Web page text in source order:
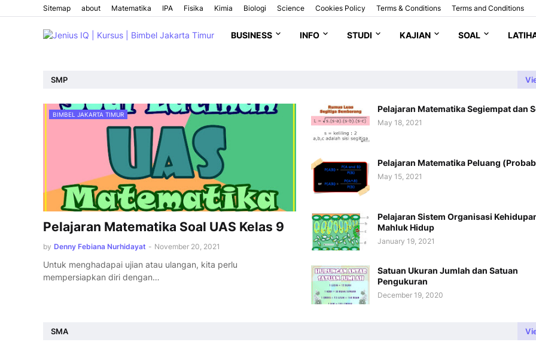
Sitemap about Matematika IPA Fisika Kimia Biologi Science Cookies Policy Terms & Conditions Terms and Conditions
BUSINESS INFO STUDI KAJIAN SOAL
SMP
BIMBEL JAKARTA TIMUR
Pelajaran Matematika Soal UAS Kelas 9
by Denny Febiana Nurhidayat - November 20, 2021
Untuk menghadapai ujian atau ulangan, kita perlu
mempersiapkan diri dengan…
Pelajaran Matematika Segiempat dan
May 18, 2021
Pelajaran Matematika Peluang
May 15, 2021
Pelajaran Sistem Organisasi
Mahluk Hidup
January 19, 2021
Satuan Ukuran Jumlah dan Satuan
Pengukuran
December 19, 2020
SMA